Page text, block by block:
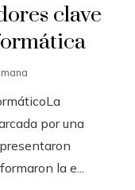
clave
por una
la e...